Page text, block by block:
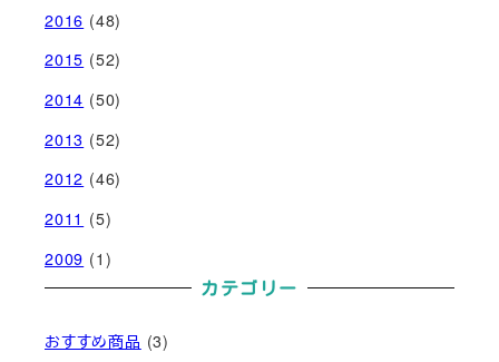
2016 (48)
2015 (52)
2014 (50)
2013 (52)
2012 (46)
2011 (5)
2009 (1)
カテゴリー
おすすめ商品 (3)